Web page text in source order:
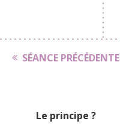
SÉANCE PRÉCÉDENTE
Le principe ?